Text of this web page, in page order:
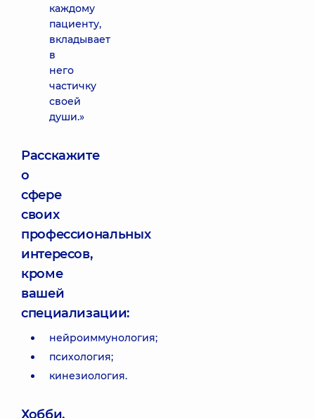
каждому
пациенту,
вкладывает
в
него
частичку
своей
души.»
Расскажите
о
сфере
своих
профессиональных
интересов,
кроме
вашей
специализации:
нейроиммунология;
психология;
кинезиология.
Хобби,